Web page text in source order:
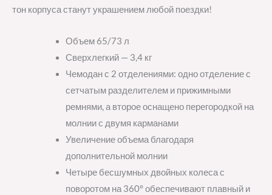
тон корпуса станут украшением любой поездки!
Объем 65/73 л
Сверхлегкий — 3,4 кг
Чемодан с 2 отделениями: одно отделение с
сетчатым разделителем и прижимными
ремнями, а второе оснащено перегородкой на
молнии с двумя карманами
Увеличение объема благодаря
дополнительной молнии
Четыре бесшумных двойных колеса с
поворотом на 360° обеспечивают плавный и